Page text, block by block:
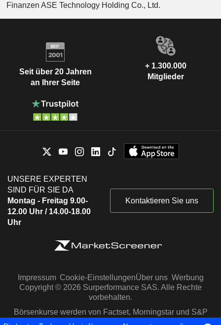
Finanzen ASE Technology Holding Co., Ltd.
Seit über 20 Jahren
an Ihrer Seite
+ 1.300.000
Mitglieder
UNSERE EXPERTEN
SIND FÜR SIE DA
Montag - Freitag 9.00-
12.00 Uhr / 14.00-18.00
Uhr
Kontaktieren Sie uns
Impressum Cookie-EinstellungenÜber uns Werbung
Copyright © 2026 Surperformance SAS. Alle Rechte
vorbehalten.
Börsenkurse werden von Factset, Morningstar und S&P
Capital IQ zur Verfügung gestellt